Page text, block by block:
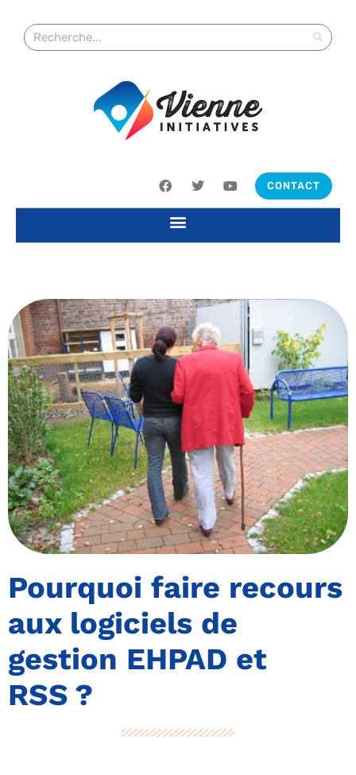
CONTACT
Pourquoi faire recours
aux logiciels de
gestion EHPAD et
RSS ?